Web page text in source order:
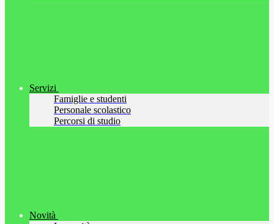
Servizi
Famiglie e studenti
Personale scolastico
Percorsi di studio
Novità